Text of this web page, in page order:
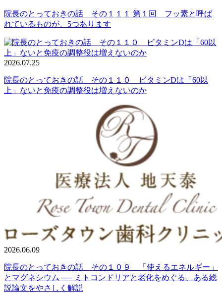
院長のとっておきの話 その１１１ 第１回 フッ素と呼ば
れているものが、5つあります
2026.07.25
院長のとっておきの話 その１１０ ビタミンDは「60以
上」ないと免疫の調整役は増えないのか
2026.06.09
院長のとっておきの話 その１０９ 「使えるエネルギー」
とマグネシウム ── ミトコンドリアと老化をめぐる、ある総
説論文をやさしく解説